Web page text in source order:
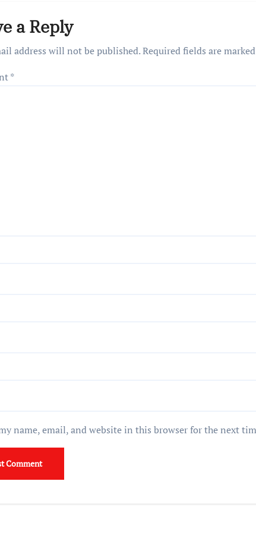
a Reply
address will not be published.Required fields are
*
name, email, and website in this browser for the next